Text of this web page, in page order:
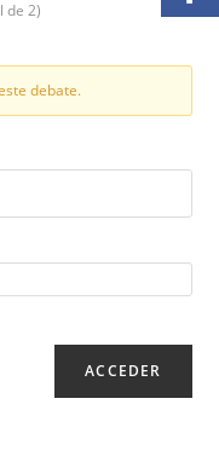
de 2)
debate.
ACCEDER